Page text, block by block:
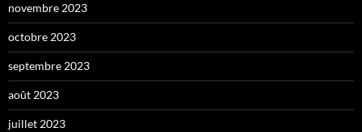
novembre 2023
octobre 2023
septembre 2023
août 2023
juillet 2023